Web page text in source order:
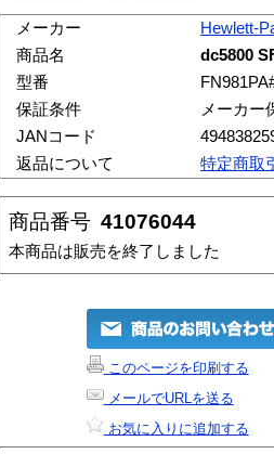
メーカー
Hewlett-
商品名
dc5800
型番
保証条件
メーカー
JANコード
返品について
特定商取
商品番号 41076044
本商品は販売を終了しました
このページを印刷する
メールでURLを送る
お気に入りに追加する